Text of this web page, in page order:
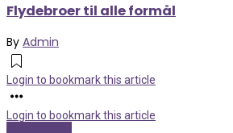
Flydebroer til alle formål
By Admin
Login to bookmark this article
Login to bookmark this article